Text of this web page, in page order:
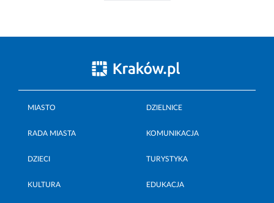
MIASTO DZIELNICE
RADA MIASTA KOMUNIKACJA
DZIECI TURYSTYKA
KULTURA EDUKACJA